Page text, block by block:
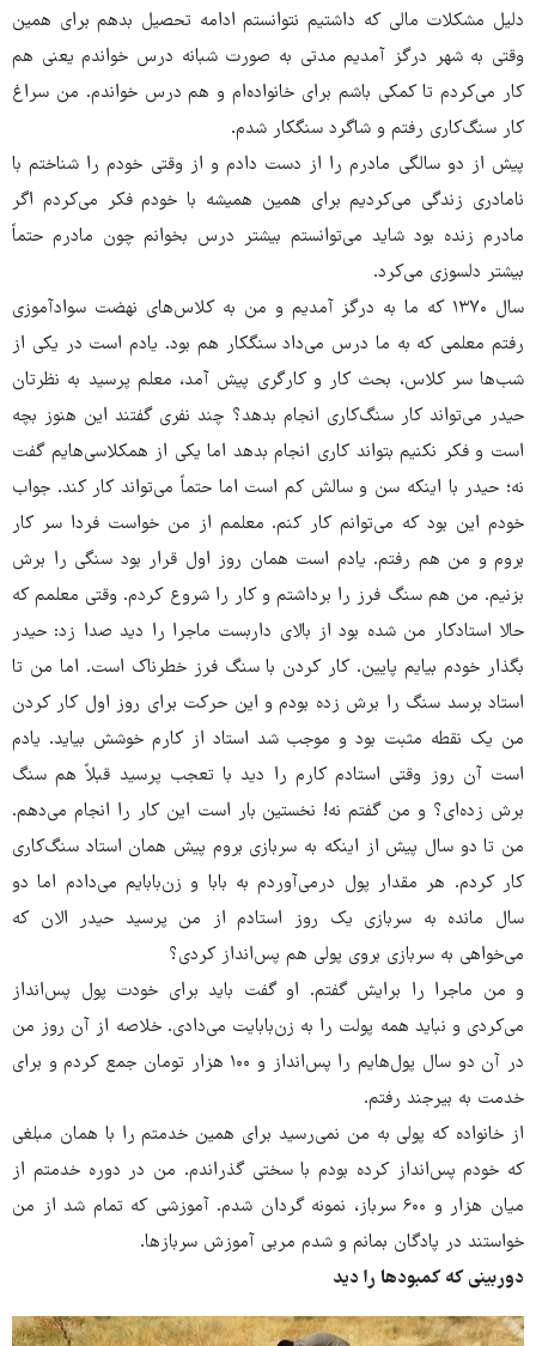
دلیل مشکلات مالی که داشتیم نتوانستم ادامه تحصیل بدهم برای همین
وقتی به شهر درگز آمدیم مدتی به صورت شبانه درس خواندم یعنی هم
کار می‌کردم تا کمکی باشم برای خانواده‌ام و هم درس خواندم. من سراغ
کار سنگ‌کاری رفتم و شاگرد سنگکار شدم.
پیش از دو سالگی مادرم را از دست دادم و از وقتی خودم را شناختم با
نامادری زندگی می‌کردیم برای همین همیشه با خودم فکر می‌کردم اگر
مادرم زنده بود شاید می‌توانستم بیشتر درس بخوانم چون مادرم حتماً
بیشتر دلسوزی می‌کرد.
سال ۱۳۷۰ که ما به درگز آمدیم و من به کلاس‌های نهضت سوادآموزی
رفتم معلمی که به ما درس می‌داد سنگکار هم بود. یادم است در یکی از
شب‌ها سر کلاس، بحث کار و کارگری پیش آمد، معلم پرسید به نظرتان
حیدر می‌تواند کار سنگ‌کاری انجام بدهد؟ چند نفری گفتند این هنوز بچه
است و فکر نکنیم بتواند کاری انجام بدهد اما یکی از همکلاسی‌هایم گفت
نه؛ حیدر با اینکه سن و سالش کم است اما حتماً می‌تواند کار کند. جواب
خودم این بود که می‌توانم کار کنم. معلمم از من خواست فردا سر کار
بروم و من هم رفتم. یادم است همان روز اول قرار بود سنگی را برش
بزنیم. من هم سنگ فرز را برداشتم و کار را شروع کردم. وقتی معلمم که
حالا استادکار من شده بود از بالای داربست ماجرا را دید صدا زد: حیدر
بگذار خودم بیایم پایین. کار کردن با سنگ فرز خطرناک است. اما من تا
استاد برسد سنگ را برش زده بودم و این حرکت برای روز اول کار کردن
من یک نقطه مثبت بود و موجب شد استاد از کارم خوشش بیاید. یادم
است آن روز وقتی استادم کارم را دید با تعجب پرسید قبلاً هم سنگ
برش زده‌ای؟ و من گفتم نه! نخستین بار است این کار را انجام می‌دهم.
من تا دو سال پیش از اینکه به سربازی بروم پیش همان استاد سنگ‌کاری
کار کردم. هر مقدار پول درمی‌آوردم به بابا و زن‌بابایم می‌دادم اما دو
سال مانده به سربازی یک روز استادم از من پرسید حیدر الان که
می‌خواهی به سربازی بروی پولی هم پس‌انداز کردی؟
و من ماجرا را برایش گفتم. او گفت باید برای خودت پول پس‌انداز
می‌کردی و نباید همه پولت را به زن‌بابایت می‌دادی. خلاصه از آن روز من
در آن دو سال پول‌هایم را پس‌انداز و ۱۰۰ هزار تومان جمع کردم و برای
خدمت به بیرجند رفتم.
از خانواده که پولی به من نمی‌رسید برای همین خدمتم را با همان مبلغی
که خودم پس‌انداز کرده بودم با سختی گذراندم. من در دوره خدمتم از
میان هزار و ۶۰۰ سرباز، نمونه گردان شدم. آموزشی که تمام شد از من
خواستند در پادگان بمانم و شدم مربی آموزش سربازها.
دوربینی که کمبودها را دید